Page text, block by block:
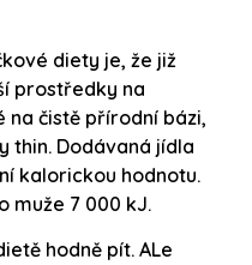
diety je, že již
prostředky na
na čistě přírodní bázi,
thin. Dodávaná jídla
kalorickou hodnotu.
muže 7 000 kJ.
hodně pít. ALe